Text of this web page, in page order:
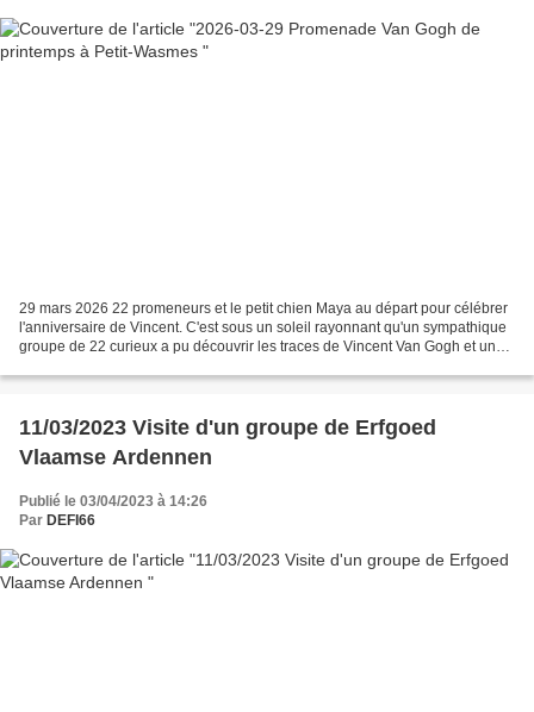
29 mars 2026 22 promeneurs et le petit chien Maya au départ pour célébrer
l'anniversaire de Vincent. C'est sous un soleil rayonnant qu'un sympathique
groupe de 22 curieux a pu découvrir les traces de Vincent Van Gogh et un
11/03/2023 Visite d'un groupe de Erfgoed
Vlaamse Ardennen
Publié le 03/04/2023 à 14:26
Par DEFI66